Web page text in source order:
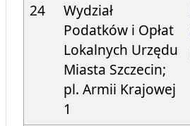
24
Wydział
Podatków i Opłat
Lokalnych Urzędu
Miasta Szczecin;
pl. Armii Krajowej
1